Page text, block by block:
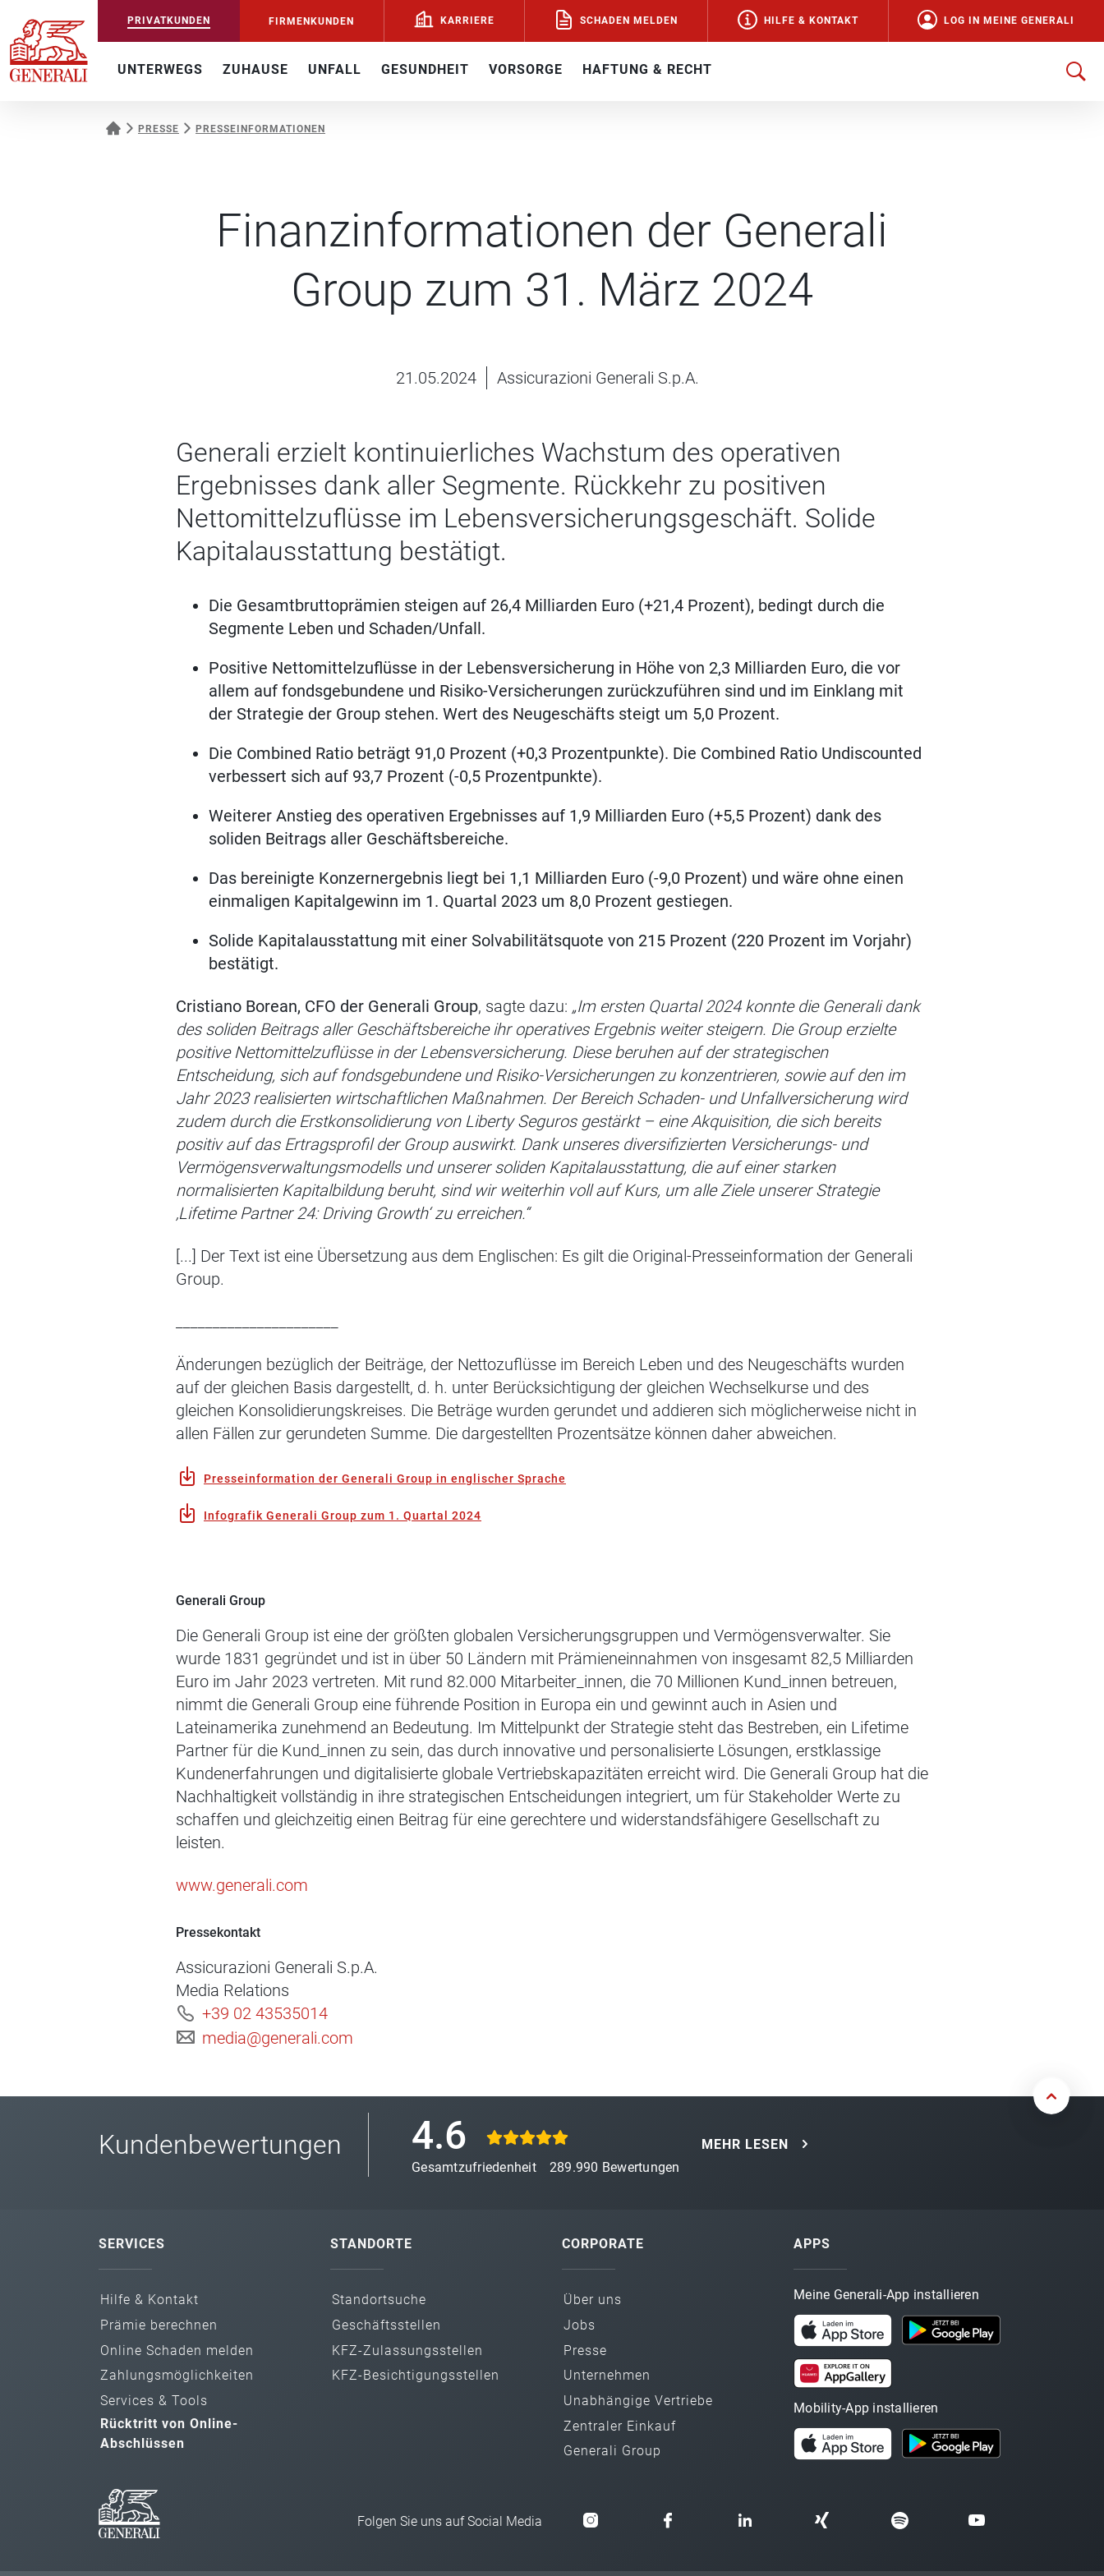
PRIVATKUNDEN FIRMENKUNDEN KARRIERE SCHADEN MELDEN HILFE & KONTAKT LOG IN MEINE GENERALI
UNTERWEGS ZUHAUSE UNFALL GESUNDHEIT VORSORGE HAFTUNG & RECHT
PRESSE PRESSEINFORMATIONEN
Finanzinformationen der Generali
Group zum 31. März 2024
21.05.2024 Assicurazioni Generali S.p.A.
Generali erzielt kontinuierliches Wachstum des operativen
Ergebnisses dank aller Segmente. Rückkehr zu positiven
Nettomittelzuflüsse im Lebensversicherungsgeschäft. Solide
Kapitalausstattung bestätigt.
Die Gesamtbruttoprämien steigen auf 26,4 Milliarden Euro (+21,4 Prozent), bedingt durch die
Segmente Leben und Schaden/Unfall.
Positive Nettomittelzuflüsse in der Lebensversicherung in Höhe von 2,3 Milliarden Euro, die vor
allem auf fondsgebundene und Risiko-Versicherungen zurückzuführen sind und im Einklang mit
der Strategie der Group stehen. Wert des Neugeschäfts steigt um 5,0 Prozent.
Die Combined Ratio beträgt 91,0 Prozent (+0,3 Prozentpunkte). Die Combined Ratio Undiscounted
verbessert sich auf 93,7 Prozent (-0,5 Prozentpunkte).
Weiterer Anstieg des operativen Ergebnisses auf 1,9 Milliarden Euro (+5,5 Prozent) dank des
soliden Beitrags aller Geschäftsbereiche.
Das bereinigte Konzernergebnis liegt bei 1,1 Milliarden Euro (-9,0 Prozent) und wäre ohne einen
einmaligen Kapitalgewinn im 1. Quartal 2023 um 8,0 Prozent gestiegen.
Solide Kapitalausstattung mit einer Solvabilitätsquote von 215 Prozent (220 Prozent im Vorjahr)
bestätigt.
Cristiano Borean, CFO der Generali Group, sagte dazu: „Im ersten Quartal 2024 konnte die Generali dank
des soliden Beitrags aller Geschäftsbereiche ihr operatives Ergebnis weiter steigern. Die Group erzielte
positive Nettomittelzuflüsse in der Lebensversicherung. Diese beruhen auf der strategischen
Entscheidung, sich auf fondsgebundene und Risiko-Versicherungen zu konzentrieren, sowie auf den im
Jahr 2023 realisierten wirtschaftlichen Maßnahmen. Der Bereich Schaden- und Unfallversicherung wird
zudem durch die Erstkonsolidierung von Liberty Seguros gestärkt – eine Akquisition, die sich bereits
positiv auf das Ertragsprofil der Group auswirkt. Dank unseres diversifizierten Versicherungs- und
Vermögensverwaltungsmodells und unserer soliden Kapitalausstattung, die auf einer starken
normalisierten Kapitalbildung beruht, sind wir weiterhin voll auf Kurs, um alle Ziele unserer Strategie
‚Lifetime Partner 24: Driving Growth‘ zu erreichen.“
[...] Der Text ist eine Übersetzung aus dem Englischen: Es gilt die Original-Presseinformation der Generali
Group.
Änderungen bezüglich der Beiträge, der Nettozuflüsse im Bereich Leben und des Neugeschäfts wurden
auf der gleichen Basis dargestellt, d. h. unter Berücksichtigung der gleichen Wechselkurse und des
gleichen Konsolidierungskreises. Die Beträge wurden gerundet und addieren sich möglicherweise nicht in
allen Fällen zur gerundeten Summe. Die dargestellten Prozentsätze können daher abweichen.
Presseinformation der Generali Group in englischer Sprache
Infografik Generali Group zum 1. Quartal 2024
Generali Group
Die Generali Group ist eine der größten globalen Versicherungsgruppen und Vermögensverwalter. Sie
wurde 1831 gegründet und ist in über 50 Ländern mit Prämieneinnahmen von insgesamt 82,5 Milliarden
Euro im Jahr 2023 vertreten. Mit rund 82.000 Mitarbeiter_innen, die 70 Millionen Kund_innen betreuen,
nimmt die Generali Group eine führende Position in Europa ein und gewinnt auch in Asien und
Lateinamerika zunehmend an Bedeutung. Im Mittelpunkt der Strategie steht das Bestreben, ein Lifetime
Partner für die Kund_innen zu sein, das durch innovative und personalisierte Lösungen, erstklassige
Kundenerfahrungen und digitalisierte globale Vertriebskapazitäten erreicht wird. Die Generali Group hat die
Nachhaltigkeit vollständig in ihre strategischen Entscheidungen integriert, um für Stakeholder Werte zu
schaffen und gleichzeitig einen Beitrag für eine gerechtere und widerstandsfähigere Gesellschaft zu
leisten.
www.generali.com
Pressekontakt
Assicurazioni Generali S.p.A.
Media Relations
+39 02 43535014
media@generali.com
Kundenbewertungen 4.6
Gesamtzufriedenheit 289.990 Bewertungen
MEHR LESEN
SERVICES
Hilfe & Kontakt
Prämie berechnen
Online Schaden melden
Zahlungs­möglichkeiten
Services & Tools
Rücktritt von Online-
Abschlüssen
STANDORTE
Standortsuche
Geschäfts­stellen
KFZ-Zulassungs­stellen
KFZ-Besichtigungs­stellen
CORPORATE
Über uns
Jobs
Presse
Unternehmen
Unabhängige Vertriebe
Zentraler Einkauf
Generali Group
APPS
Meine Generali-App installieren
Mobility-App installieren
Folgen Sie uns auf Social Media